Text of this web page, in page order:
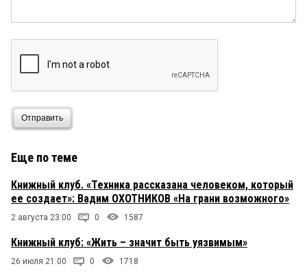
Отправить
Еще по теме
Книжный клуб. «Техника рассказана человеком, который
ее создает»: Вадим ОХОТНИКОВ «На грани возможного»
2 августа 23:00 0 1587
Книжный клуб: «Жить – значит быть уязвимым»
26 июля 21:00 0 1718